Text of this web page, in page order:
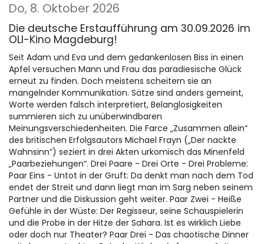
Do, 8. Oktober 2026
Die deutsche Erstaufführung am 30.09.2026 im
OLI-Kino Magdeburg!
Seit Adam und Eva und dem gedankenlosen Biss in einen
Apfel versuchen Mann und Frau das paradiesische Glück
erneut zu finden. Doch meistens scheitern sie an
mangelnder Kommunikation. Sätze sind anders gemeint,
Worte werden falsch interpretiert, Belanglosigkeiten
summieren sich zu unüberwindbaren
Meinungsverschiedenheiten. Die Farce „Zusammen allein“
des britischen Erfolgsautors Michael Frayn („Der nackte
Wahnsinn“) seziert in drei Akten urkomisch das Minenfeld
„Paarbeziehungen“. Drei Paare - Drei Orte - Drei Probleme:
Paar Eins - Untot in der Gruft: Da denkt man nach dem Tod
endet der Streit und dann liegt man im Sarg neben seinem
Partner und die Diskussion geht weiter. Paar Zwei - Heiße
Gefühle in der Wüste: Der Regisseur, seine Schauspielerin
und die Probe in der Hitze der Sahara. Ist es wirklich Liebe
oder doch nur Theater? Paar Drei - Das chaotische Dinner